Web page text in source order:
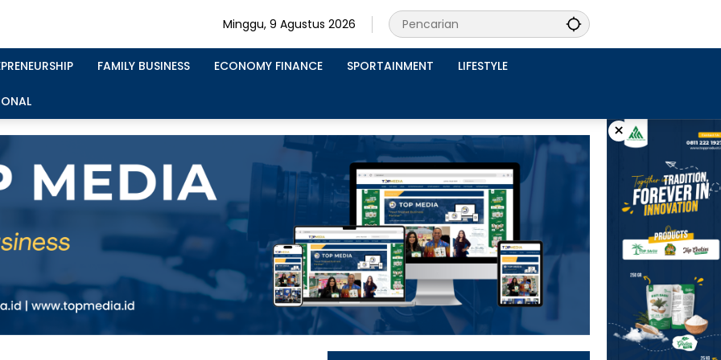
Minggu, 9 Agustus 2026
FAMILY BUSINESS ECONOMY FINANCE SPORTAINMENT LIFESTYLE
×